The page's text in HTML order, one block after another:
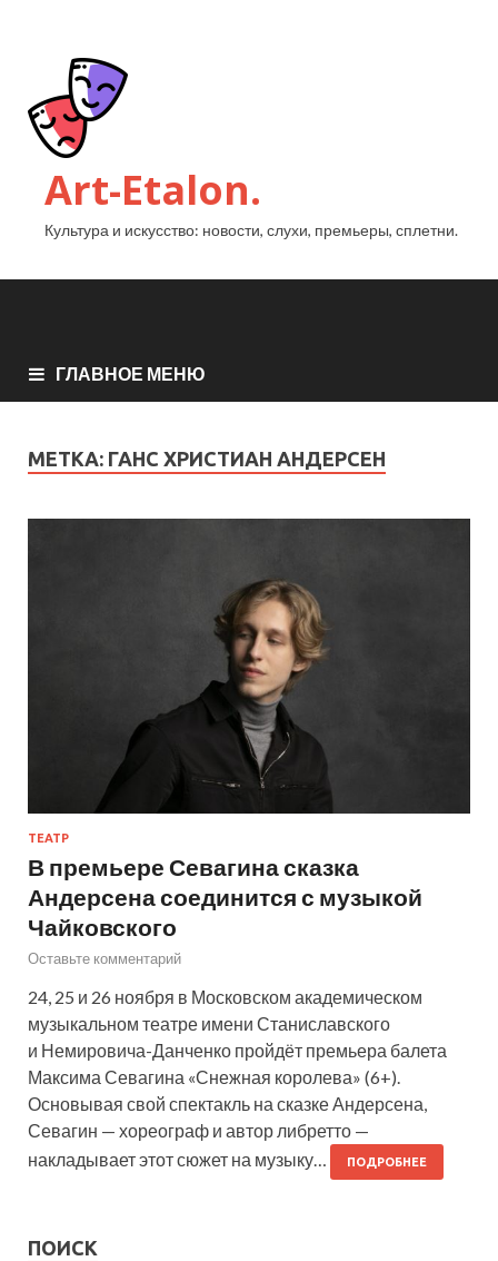
Art-Etalon.
Культура и искусство: новости, слухи, премьеры, сплетни.
ГЛАВНОЕ МЕНЮ
МЕТКА: ГАНС ХРИСТИАН АНДЕРСЕН
ТЕАТР
В премьере Севагина сказка
Андерсена соединится с музыкой
Чайковского
Оставьте комментарий
24, 25 и 26 ноября в Московском академическом
музыкальном театре имени Станиславского
и Немировича-Данченко пройдёт премьера балета
Максима Севагина «Снежная королева» (6+).
Основывая свой спектакль на сказке Андерсена,
Севагин — хореограф и автор либретто —
накладывает этот сюжет на музыку…
ПОДРОБНЕЕ
ПОИСК